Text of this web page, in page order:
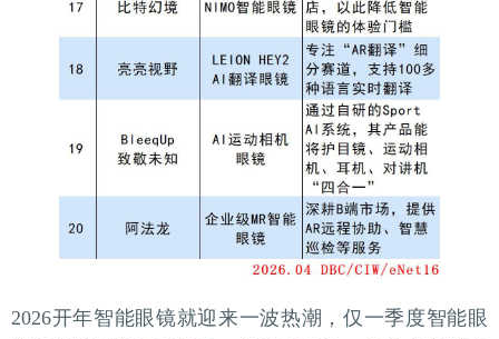
2026开年智能眼镜就迎来一波热潮，仅一季度智能眼